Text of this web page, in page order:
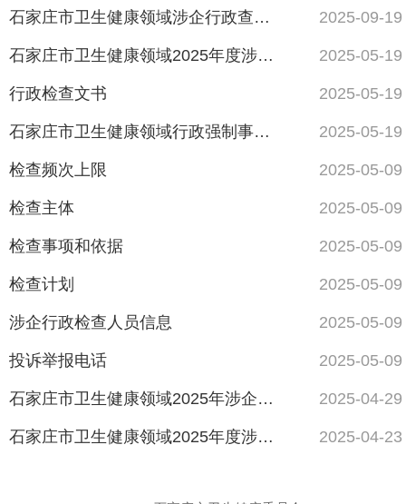
石家庄市卫生健康领域涉企行政查封扣押事项清单 2025-09-19
石家庄市卫生健康领域2025年度涉企行政检查内容与标准 2025-05-19
行政检查文书 2025-05-19
石家庄市卫生健康领域行政强制事项清单 2025-05-19
检查频次上限 2025-05-09
检查主体 2025-05-09
检查事项和依据 2025-05-09
检查计划 2025-05-09
涉企行政检查人员信息 2025-05-09
投诉举报电话 2025-05-09
石家庄市卫生健康领域2025年涉企行政检查计划 2025-04-29
石家庄市卫生健康领域2025年度涉企行政检查事项清单 2025-04-23